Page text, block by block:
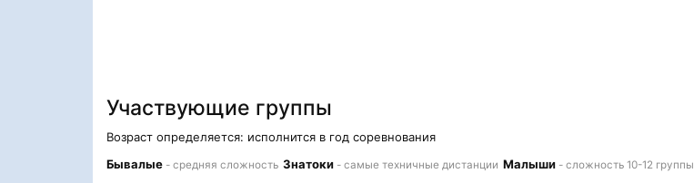
Участвующие группы
Возраст определяется: исполнится в год соревнования
Бывалые - средняя сложность Знатоки - самые техничные дистанции Малыши - сложность 10-12 группы